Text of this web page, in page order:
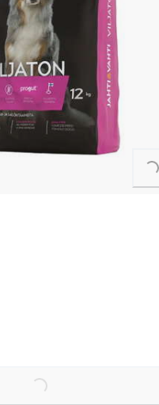
Loading...
Loading...